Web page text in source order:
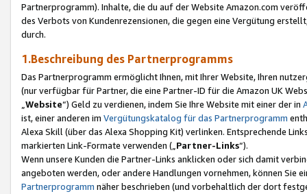
Partnerprogramm). Inhalte, die du auf der Website Amazon.com
des Verbots von Kundenrezensionen, die gegen eine Vergütung
durch.
1.Beschreibung des Partnerprogramms
Das Partnerprogramm ermöglicht Ihnen, mit Ihrer Website, Ihren
(nur verfügbar für Partner, die eine Partner-ID für die Amazon UK
Website“) Geld zu verdienen, indem Sie Ihre Website mit einer der in
ist, einer anderen im Vergütungskatalog für das Partnerprogramm
Alexa Skill (über das Alexa Shopping Kit) verlinken. Entsprechende
markierten Link-Formate verwenden („ Partner-Links“).
Wenn unsere Kunden die Partner-Links anklicken oder sich damit
angeboten werden, oder andere Handlungen vornehmen, können Sie
Partnerprogramm näher beschrieben (und vorbehaltlich der dort